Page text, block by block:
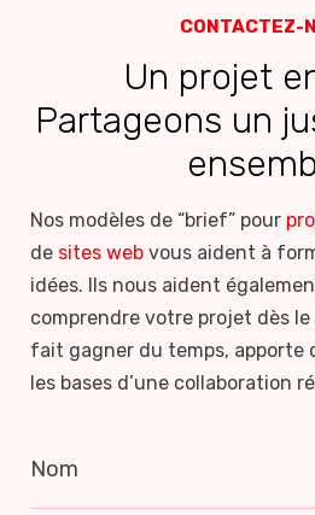
CONTACTEZ-
Un projet
Partageons un
Nos modèles de “brief” pour
de sites web vous aident à
idées. Ils nous aident
comprendre votre projet dès
fait gagner du temps, apporte
les bases d’une collaboration
Nom